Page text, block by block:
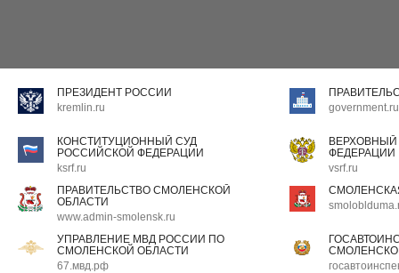
ПРЕЗИДЕНТ РОССИИ
kremlin.ru
government.ru
КОНСТИТУЦИОННЫЙ СУД
РОССИЙСКОЙ ФЕДЕРАЦИИ
ksrf.ru
ФЕДЕРАЦИИ
vsrf.ru
ПРАВИТЕЛЬСТВО СМОЛЕНСКОЙ
ОБЛАСТИ
www.admin-smolensk.ru
УПРАВЛЕНИЕ МВД РОССИИ ПО
СМОЛЕНСКОЙ ОБЛАСТИ
67.мвд.рф